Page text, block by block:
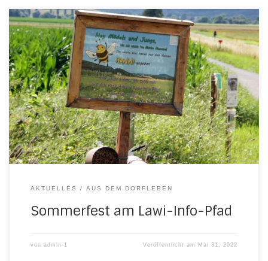
Am morgigen 1. Juni beginnt meteorolgisch der Sommer.
Und wo kann man den Sommer intensiver begrüßen als in
der herrlichen Werrawiesenflur direkt neben unserem Dorf
…??? Darum merkt euch folgenden Termin:
AKTUELLES AUS DEM DORFLEBEN
Sommerfest am Lawi-Info-Pfad
von admin-1 Veröffentlicht am Mai 31, 2022